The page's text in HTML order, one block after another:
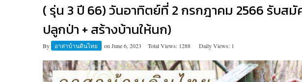
( รุ่น 3 ปี 66) วันอาทิตย์ที่ 2 กรกฎาคม 2566 รับส
ปลูกป่า + สร้างบ้านให้นก)
By อาสาบ้านดินไทย on June 6, 2023 Total Views: 1288 Daily Views: 1